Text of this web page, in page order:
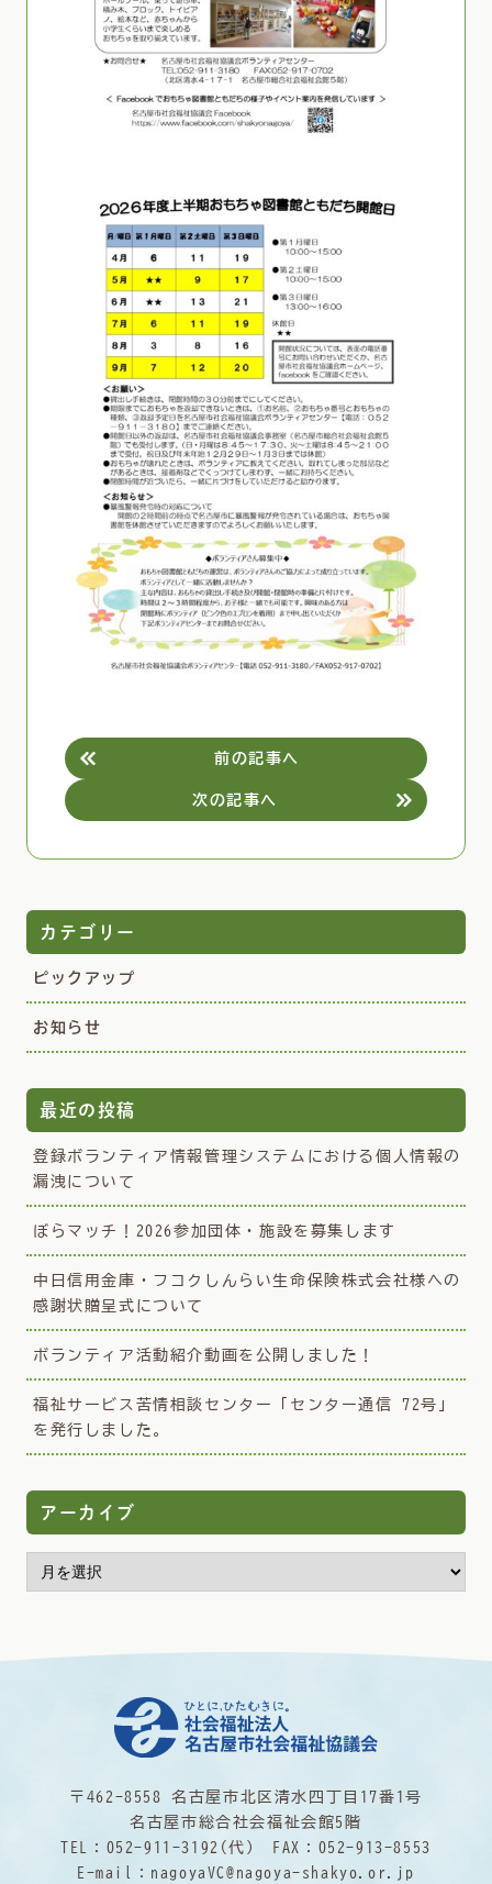
前の記事へ
次の記事へ
カテゴリー
ピックアップ
お知らせ
最近の投稿
登録ボランティア情報管理システムにおける個人情報の
漏洩について
ぼらマッチ！2026参加団体・施設を募集します
中日信用金庫・フコクしんらい生命保険株式会社様への
感謝状贈呈式について
ボランティア活動紹介動画を公開しました！
福祉サービス苦情相談センター「センター通信 72号」
を発行しました。
アーカイブ
〒462-8558 名古屋市北区清水四丁目17番1号
名古屋市総合社会福祉会館5階
TEL： 052-911-3192 (代) FAX：052-913-8553
E-mail： nagoyaVC@nagoya-shakyo.or.jp